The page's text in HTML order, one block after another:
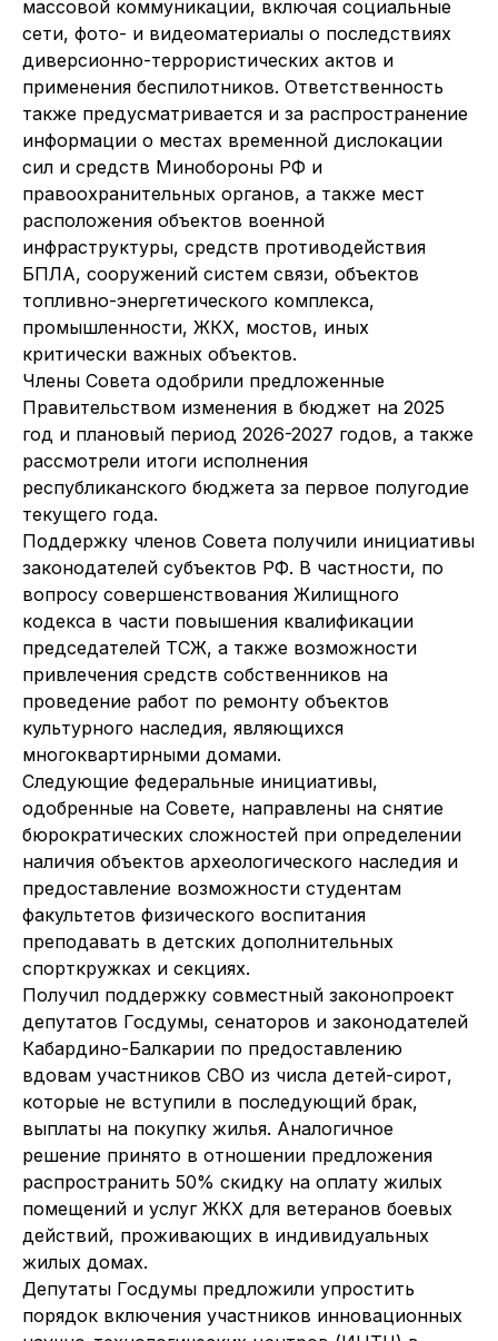
массовой коммуникации, включая социальные
сети, фото- и видеоматериалы о последствиях
диверсионно-террористических актов и
применения беспилотников. Ответственность
также предусматривается и за распространение
информации о местах временной дислокации
сил и средств Минобороны РФ и
правоохранительных органов, а также мест
расположения объектов военной
инфраструктуры, средств противодействия
БПЛА, сооружений систем связи, объектов
топливно-энергетического комплекса,
промышленности, ЖКХ, мостов, иных
критически важных объектов.
Члены Совета одобрили предложенные
Правительством изменения в бюджет на 2025
год и плановый период 2026-2027 годов, а также
рассмотрели итоги исполнения
республиканского бюджета за первое полугодие
текущего года.
Поддержку членов Совета получили инициативы
законодателей субъектов РФ. В частности, по
вопросу совершенствования Жилищного
кодекса в части повышения квалификации
председателей ТСЖ, а также возможности
привлечения средств собственников на
проведение работ по ремонту объектов
культурного наследия, являющихся
многоквартирными домами.
Следующие федеральные инициативы,
одобренные на Совете, направлены на снятие
бюрократических сложностей при определении
наличия объектов археологического наследия и
предоставление возможности студентам
факультетов физического воспитания
преподавать в детских дополнительных
спорткружках и секциях.
Получил поддержку совместный законопроект
депутатов Госдумы, сенаторов и законодателей
Кабардино-Балкарии по предоставлению
вдовам участников СВО из числа детей-сирот,
которые не вступили в последующий брак,
выплаты на покупку жилья. Аналогичное
решение принято в отношении предложения
распространить 50% скидку на оплату жилых
помещений и услуг ЖКХ для ветеранов боевых
действий, проживающих в индивидуальных
жилых домах.
Депутаты Госдумы предложили упростить
порядок включения участников инновационных